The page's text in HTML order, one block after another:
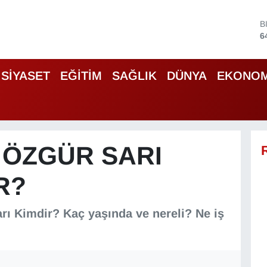
SİYASET EĞİTİM SAĞLIK DÜNYA
SARI
Kimdir? Kaç yaşında ve nereli? Ne iş